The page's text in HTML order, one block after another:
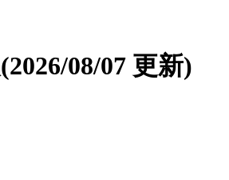
(2026/08/07 更新)